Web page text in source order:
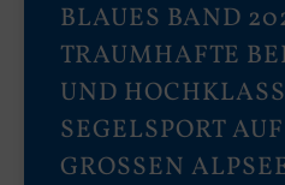
BLAUES BAND
TRAUMHAFTE
UND
SEGELSPORT
GROSSEN